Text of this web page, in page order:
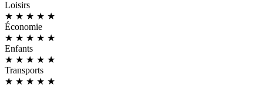
Loisirs
★ ★ ★ ★ ★
Économie
★ ★ ★ ★ ★
Enfants
★ ★ ★ ★ ★
Transports
★ ★ ★ ★ ★